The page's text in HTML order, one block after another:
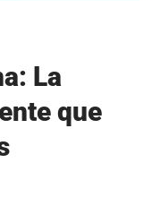
La
que